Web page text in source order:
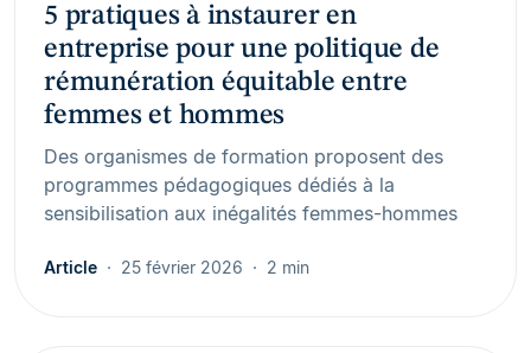
5 pratiques à instaurer en
entreprise pour une politique de
rémunération équitable entre
femmes et hommes
Des organismes de formation proposent des
programmes pédagogiques dédiés à la
sensibilisation aux inégalités femmes-hommes
Article 25 février 2026 2 min